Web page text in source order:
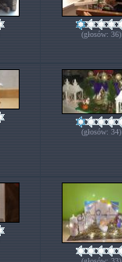
(głosów: 36)
(głosów: 34)